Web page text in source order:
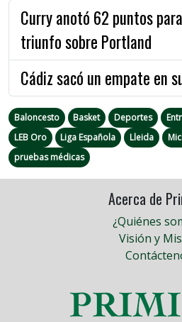
Curry anotó 62 puntos
triunfo sobre Portland
Cádiz sacó un empate en
Baloncesto Basket Deportes
LEB Oro
Liga Española Lleida
pruebas médicas
Acerca de
¿Quiénes
Visión y